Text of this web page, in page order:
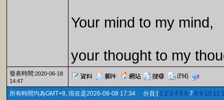
Your mind to my mind,
your thought to my
發表時間:2020-06-18
14:47
所有時間均為GMT+8, 現在是2026-08-08 17:34 分頁:[ 1 2 3 4 5 6 7 8 9 10 11